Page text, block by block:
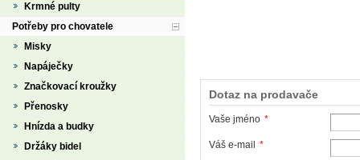
Dotaz na prodavače
Vaše jméno *
Váš e-mail *
Krmné pulty
Potřeby pro chovatele
Misky
Napáječky
Značkovací kroužky
Přenosky
Hnízda a budky
Držáky bidel